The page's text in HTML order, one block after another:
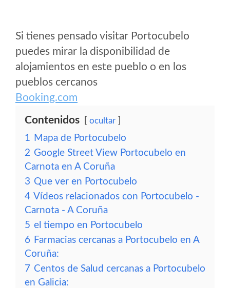
Si tienes pensado visitar Portocubelo
puedes mirar la disponibilidad de
alojamientos en este pueblo o en los
pueblos cercanos
Booking.com
Contenidos ocultar
1 Mapa de Portocubelo
2 Google Street View Portocubelo en
Carnota en A Coruña
3 Que ver en Portocubelo
4 Vídeos relacionados con Portocubelo -
Carnota - A Coruña
5 el tiempo en Portocubelo
6 Farmacias cercanas a Portocubelo en A
Coruña:
7 Centos de Salud cercanas a Portocubelo
en Galicia: